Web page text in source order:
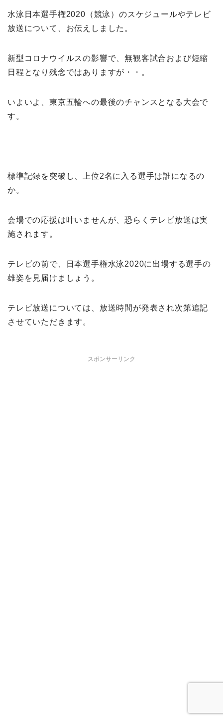
水泳日本選手権2020（競泳）のスケジュールやテレビ
放送について、お伝えしました。
新型コロナウイルスの影響で、無観客試合および短縮
日程となり残念ではありますが・・。
いよいよ、東京五輪への最後のチャンスとなる大会で
す。
標準記録を突破し、上位2名に入る選手は誰になるの
か。
会場での応援は叶いませんが、恐らくテレビ放送は実
施されます。
テレビの前で、日本選手権水泳2020に出場する選手の
雄姿を見届けましょう。
テレビ放送については、放送時間が発表され次第追記
させていただきます。
スポンサーリンク